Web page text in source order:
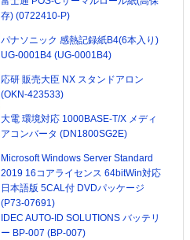
存) (0722410-P)
パナソニック 感熱記録紙B4(6本入り)
UG-0001B4 (UG-0001B4)
応研 販売大臣 NX スタンドアロン
(OKN-423533)
大電 環境対応 1000BASE-T/X メディ
アコンバータ (DN1800SG2E)
Microsoft Windows Server Standard
2019 16コアライセンス 64bitWin対応
日本語版 5CAL付 DVDパッケージ
(P73-07691)
IDEC AUTO-ID SOLUTIONS バッテリ
ー BP-007 (BP-007)